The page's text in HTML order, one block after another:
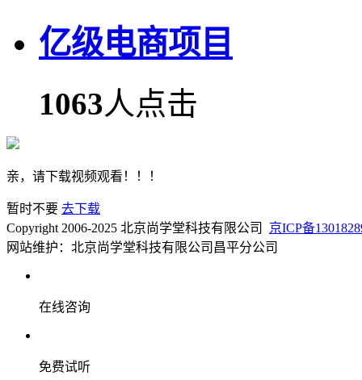
亿级电商项目
1063人点击
亲，请下载视频观看！！！
暂时不要 去下载
Copyright 2006-2025 北京尚学堂科技有限公司 京ICP备
网站维护：北京尚学堂科技有限公司昌平分公司
在线咨询
免费试听